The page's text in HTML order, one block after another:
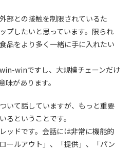
部との接触を制限されているた
プしたいと思っています。限られ
品をより多く一緒に手に入れたい
winですし、大規模チェーンだけ
味があります。
いて話していますが、もっと重要
るということです。
ッドです。会話には非常に機能的
ールアウト」、「提供」、「パン